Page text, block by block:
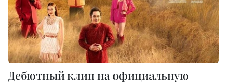
Дебютный клип на официальную